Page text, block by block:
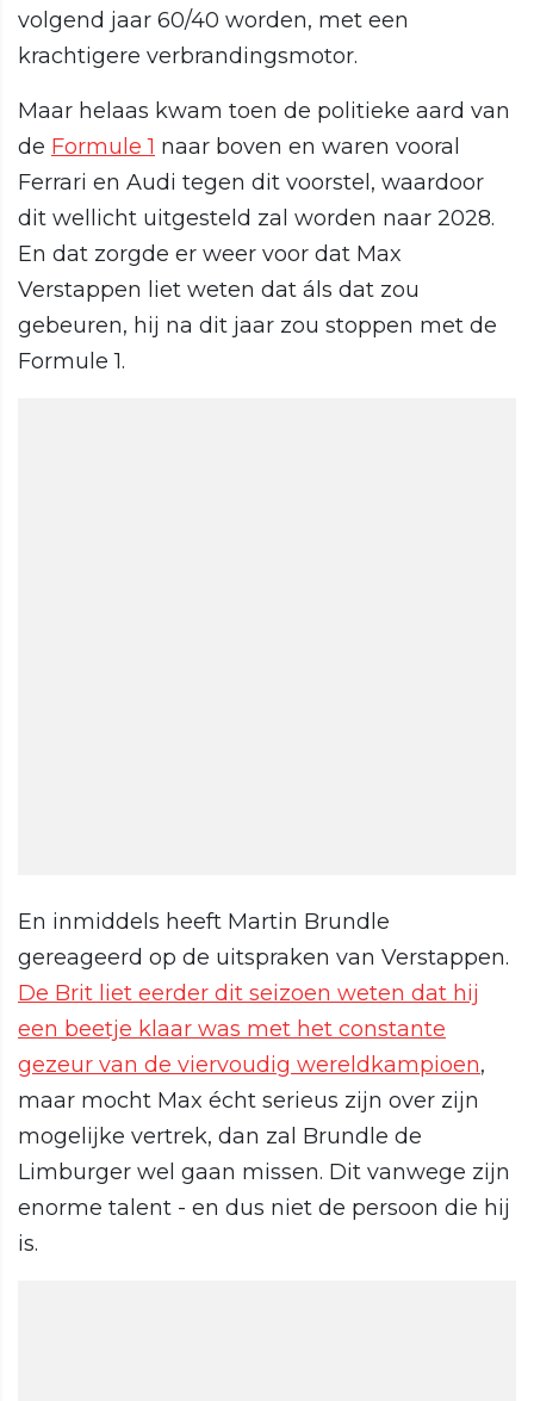
volgend jaar 60/40 worden, met een
krachtigere verbrandingsmotor.
Maar helaas kwam toen de politieke aard van
de Formule 1 naar boven en waren vooral
Ferrari en Audi tegen dit voorstel, waardoor
dit wellicht uitgesteld zal worden naar 2028.
En dat zorgde er weer voor dat Max
Verstappen liet weten dat áls dat zou
gebeuren, hij na dit jaar zou stoppen met de
Formule 1.
En inmiddels heeft Martin Brundle
gereageerd op de uitspraken van Verstappen.
De Brit liet eerder dit seizoen weten dat hij
een beetje klaar was met het constante
gezeur van de viervoudig wereldkampioen,
maar mocht Max écht serieus zijn over zijn
mogelijke vertrek, dan zal Brundle de
Limburger wel gaan missen. Dit vanwege zijn
enorme talent - en dus niet de persoon die hij
is.